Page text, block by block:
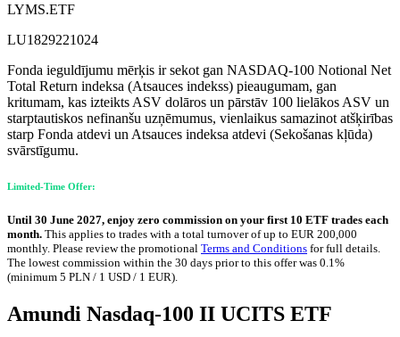
LYMS.ETF
LU1829221024
Fonda ieguldījumu mērķis ir sekot gan NASDAQ-100 Notional Net
Total Return indeksa (Atsauces indekss) pieaugumam, gan
kritumam, kas izteikts ASV dolāros un pārstāv 100 lielākos ASV un
starptautiskos nefinanšu uzņēmumus, vienlaikus samazinot atšķirības
starp Fonda atdevi un Atsauces indeksa atdevi (Sekošanas kļūda)
svārstīgumu.
Limited-Time Offer:
Until 30 June 2027, enjoy zero commission on your first 10 ETF trades each
month. This applies to trades with a total turnover of up to EUR 200,000
monthly. Please review the promotional Terms and Conditions for full details.
The lowest commission within the 30 days prior to this offer was 0.1%
(minimum 5 PLN / 1 USD / 1 EUR).
Amundi Nasdaq-100 II UCITS ETF